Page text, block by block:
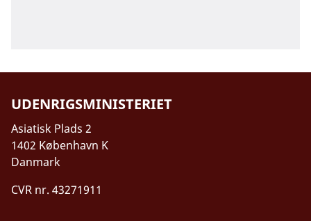
UDENRIGSMINISTERIET
Asiatisk Plads 2
1402 København K
Danmark
CVR nr. 43271911